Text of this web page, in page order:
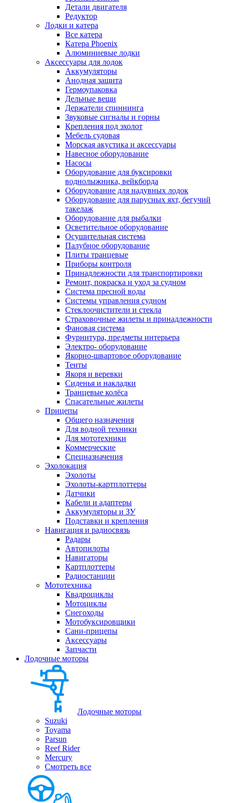
Детали двигателя
Редуктор
Лодки и катера
Все катера
Катера Phoenix
Алюминиевые лодки
Аксессуары для лодок
Аккумуляторы
Анодная защита
Гермоупаковка
Дельные вещи
Держатели спиннинга
Звуковые сигналы и горны
Крепления под эхолот
Мебель судовая
Морская акустика и аксессуары
Навесное оборудование
Насосы
Оборудование для буксировки
воднолыжника, вейкборда
Оборудование для надувных лодок
Оборудование для парусных яхт, бегучий
такелаж
Оборудование для рыбалки
Осветительное оборудование
Осушительная система
Палубное оборудование
Плиты транцевые
Приборы контроля
Принадлежности для транспортировки
Ремонт, покраска и уход за судном
Система пресной воды
Системы управления судном
Стеклоочистители и стекла
Страховочные жилеты и принадлежности
Фановая система
Фурнитура, предметы интерьера
Электро- оборудование
Якорно-швартовое оборудование
Тенты
Якоря и веревки
Сиденья и накладки
Транцевые колёса
Спасательные жилеты
Прицепы
Общего назначения
Для водной техники
Для мототехники
Коммерческие
Спецназначения
Эхолокация
Эхолоты
Эхолоты-картплоттеры
Датчики
Кабели и адаптеры
Аккумуляторы и ЗУ
Подставки и крепления
Навигация и радиосвязь
Радары
Автопилоты
Навигаторы
Картплоттеры
Радиостанции
Мототехника
Квадроциклы
Мотоциклы
Снегоходы
Мотобуксировщики
Сани-прицепы
Аксессуары
Запчасти
Лодочные моторы
Лодочные моторы
Suzuki
Toyama
Parsun
Reef Rider
Mercury
Смотреть все